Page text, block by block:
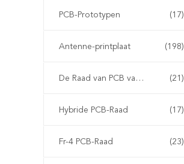
PCB-Prototypen (17)
Antenne-printplaat (198)
De Raad van PCB van Arlon (21)
Hybride PCB-Raad (17)
Fr-4 PCB-Raad (23)